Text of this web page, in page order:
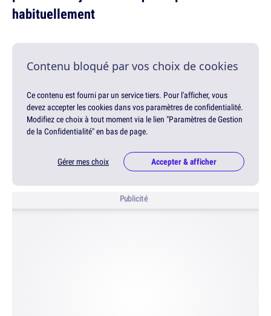
habituellement
Contenu bloqué par vos choix de cookies
Ce contenu est fourni par un service tiers. Pour l'afficher, vous
devez accepter les cookies dans vos paramètres de confidentialité.
Modifiez ce choix à tout moment via le lien "Paramètres de Gestion
de la Confidentialité" en bas de page.
Gérer mes choix Accepter & afficher
Publicité